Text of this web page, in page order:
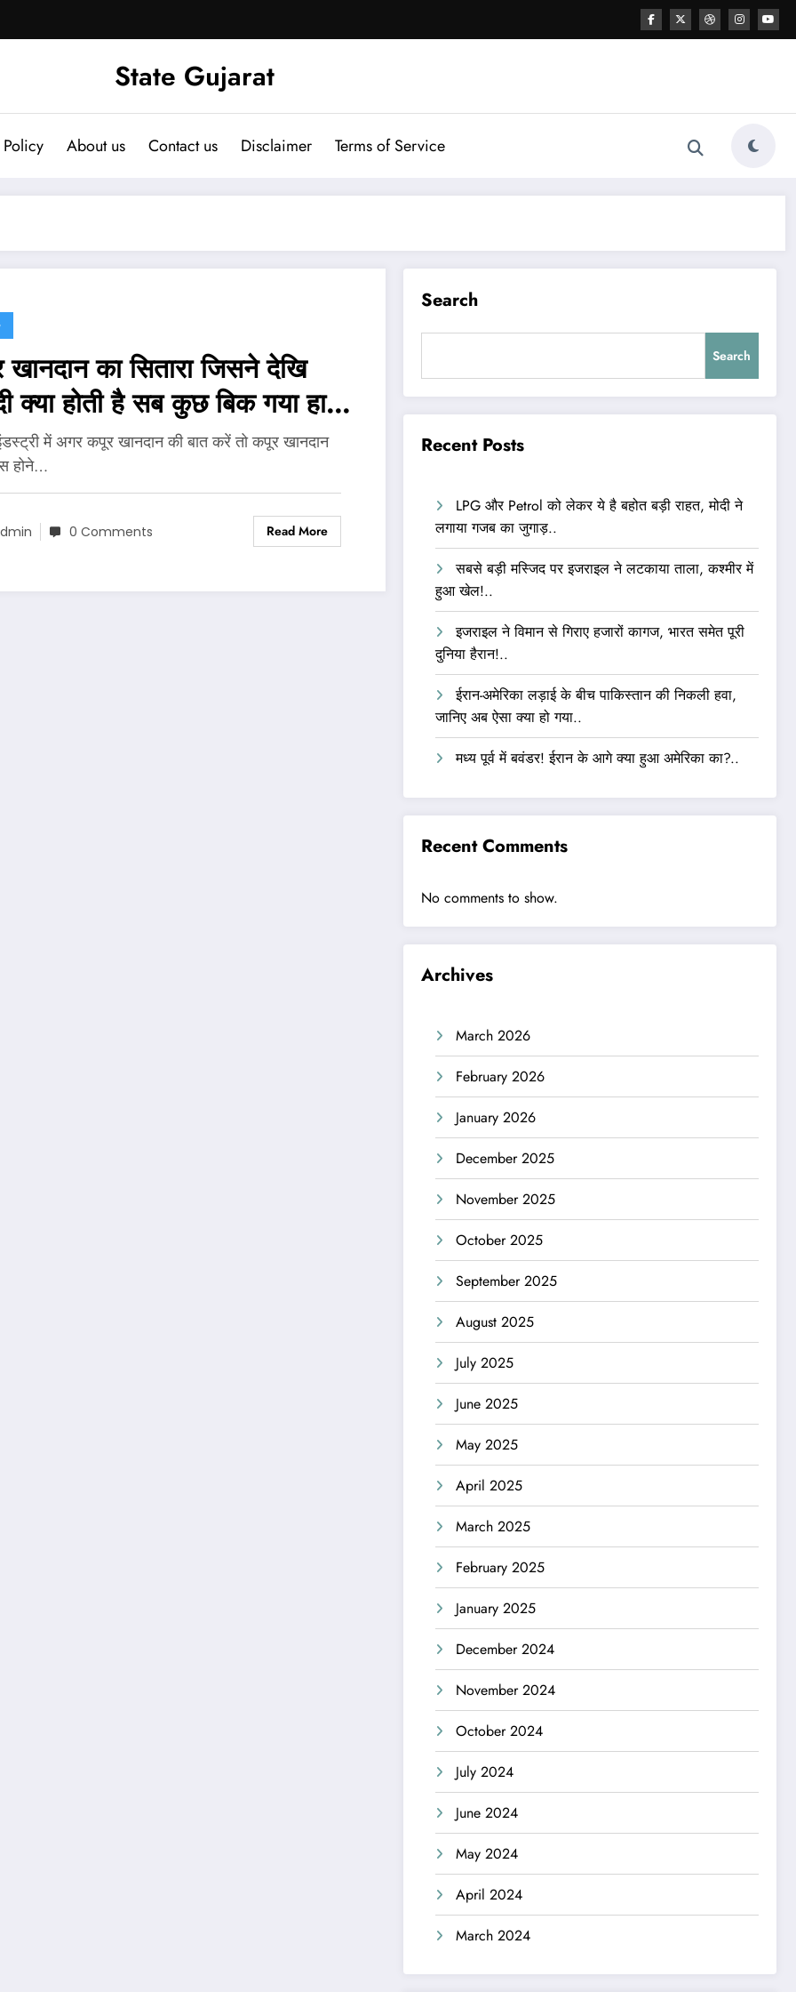
State Gujarat
About us Contact us Disclaimer Terms of Service
का सितारा जिसने देखि
क्या होती है सब कुछ बिक गया हार
में अगर कपूर खानदान की बात करें तो कपूर खानदान
होने…
0 Comments Read More
Search
Search
Recent Posts
LPG और Petrol को लेकर ये है बहोत बड़ी राहत, मोदी ने
लगाया गजब का जुगाड़..
सबसे बड़ी मस्जिद पर इजराइल ने लटकाया ताला, कश्मीर में
हुआ खेल!..
इजराइल ने विमान से गिराए हजारों कागज, भारत समेत पूरी
दुनिया हैरान!..
ईरान-अमेरिका लड़ाई के बीच पाकिस्तान की निकली हवा,
जानिए अब ऐसा क्या हो गया..
मध्य पूर्व में बवंडर! ईरान के आगे क्या हुआ अमेरिका का?..
Recent Comments
No comments to show.
Archives
March 2026
February 2026
January 2026
December 2025
November 2025
October 2025
September 2025
August 2025
July 2025
June 2025
May 2025
April 2025
March 2025
February 2025
January 2025
December 2024
November 2024
October 2024
July 2024
June 2024
May 2024
April 2024
March 2024